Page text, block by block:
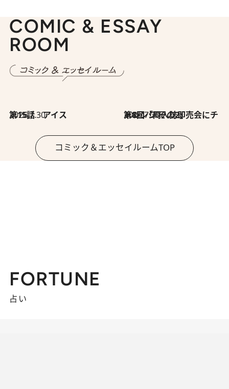
COMIC & ESSAY
ROOM
2026.7.30
第15話 アイス 2026.7.30
第8回「同人誌即売会にチャレンジ その2」
コミック＆エッセイルームTOP
FORTUNE
占い